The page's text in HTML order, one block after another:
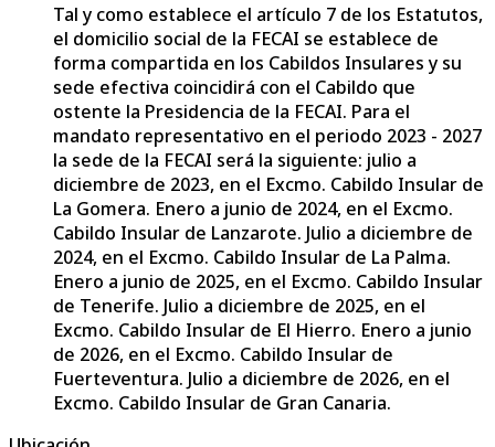
Tal y como establece el artículo 7 de los Estatutos,
el domicilio social de la FECAI se establece de
forma compartida en los Cabildos Insulares y su
sede efectiva coincidirá con el Cabildo que
ostente la Presidencia de la FECAI. Para el
mandato representativo en el periodo 2023 - 2027
la sede de la FECAI será la siguiente: julio a
diciembre de 2023, en el Excmo. Cabildo Insular de
La Gomera. Enero a junio de 2024, en el Excmo.
Cabildo Insular de Lanzarote. Julio a diciembre de
2024, en el Excmo. Cabildo Insular de La Palma.
Enero a junio de 2025, en el Excmo. Cabildo Insular
de Tenerife. Julio a diciembre de 2025, en el
Excmo. Cabildo Insular de El Hierro. Enero a junio
de 2026, en el Excmo. Cabildo Insular de
Fuerteventura. Julio a diciembre de 2026, en el
Excmo. Cabildo Insular de Gran Canaria.